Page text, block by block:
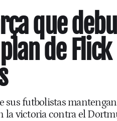
que
de
sus futbolistas
la victoria contra el